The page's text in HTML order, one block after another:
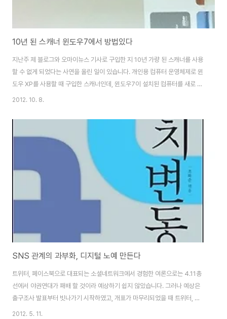
10년 된 스캐너 윈도우7에서 방법있다
지난주 제 블로그와 오마이뉴스 기사로 구입한 지 10년 가량 된 스캐너를 사용
할 수 없게 되었다는 사연을 올린 일이 있습니다. 개인용 컴퓨터 운영체제로 윈
도우 XP를 사용할 때 구입한 스캐너인데, 윈도우7이 설치된 컴퓨터를 새로 구
입했더니 운영 체제에 맞는 드라이버가 없어서 멀쩡한 스캐너를 버려야 할 지
멀쩡한데 그냥 버리라고? 이 포스팅이 나간 후 블로그와 오마이뉴스에 적지 않
은 댓글이 달렸습니다. 오래된 하드웨어에 맞는 소프트웨어를 만들어달라는 것
은 지나친 요구라는 지적과 저의 무지함을 탓하는 댓글도 여럿 있었습니다. 사
실 컴퓨터나 주변기기 그리고 하드웨어나 소프트웨어에 대한 전문적인 지식이
없는 저 같은 일반인들..
2012. 10. 8.
SNS 관계의 과부화, 디지털 노예 만든다
트위터, 페이스북으로 대표되는 소셜네트워크에서 경험한 여론으로는 4.11총
선에서 야권연대가 패배 할 것이라 예상하기 쉽지 않았습니다. 그러나 예상은
출구조사 발표부터 빗나가기 시작하였고, 개표가 마무리되었을 때 트위터, 페
이스북 여론은 마치 '신기루'가 되어버린 느낌이 었습니다. 2012년 총선, 대선
2012. 5. 11.